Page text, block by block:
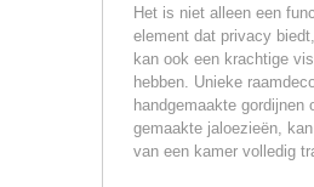
Het is niet alleen een
element dat privacy
kan ook een krachtige
hebben. Unieke
handgemaakte gordijnen
gemaakte jaloezieën,
van een kamer volledig